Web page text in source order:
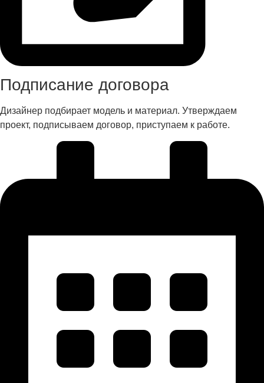
Подписание договора
Дизайнер подбирает модель и материал. Утверждаем
проект, подписываем договор, приступаем к работе.